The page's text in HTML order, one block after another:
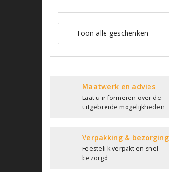
Toon alle geschenken
Maatwerk en advies
Laat u informeren over de
uitgebreide mogelijkheden
Verpakking & bezorging
Feestelijk verpakt en snel
bezorgd